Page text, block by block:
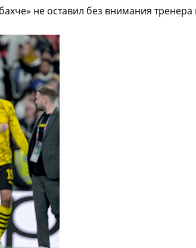
не оставил без внимания